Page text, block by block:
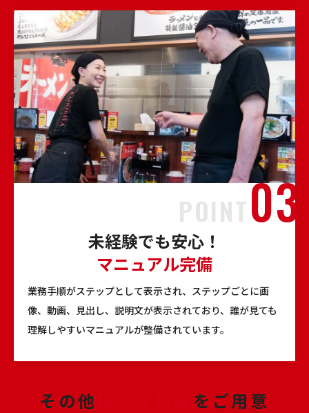
POINT
未経験でも安心！
マニュアル完備
業務手順がステップとして表示され、ステップごとに画
像、動画、見出し、説明文が表示されており、誰が見ても
理解しやすいマニュアルが整備されています。
その他 をご用意